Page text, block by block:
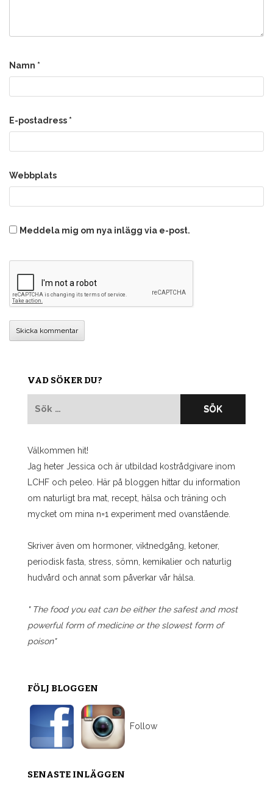
Namn *
E-postadress *
Webbplats
Meddela mig om nya inlägg via e-post.
VAD SÖKER DU?
Välkommen hit!
Jag heter Jessica och är utbildad kostrådgivare inom
LCHF och peleo. Här på bloggen hittar du information
om naturligt bra mat, recept, hälsa och träning och
mycket om mina n=1 experiment med ovanstående.
Skriver även om hormoner, viktnedgång, ketoner,
periodisk fasta, stress, sömn, kemikalier och naturlig
hudvård och annat som påverkar vår hälsa.
" The food you eat can be either the safest and most
powerful form of medicine or the slowest form of
poison"
FÖLJ BLOGGEN
Follow
SENASTE INLÄGGEN